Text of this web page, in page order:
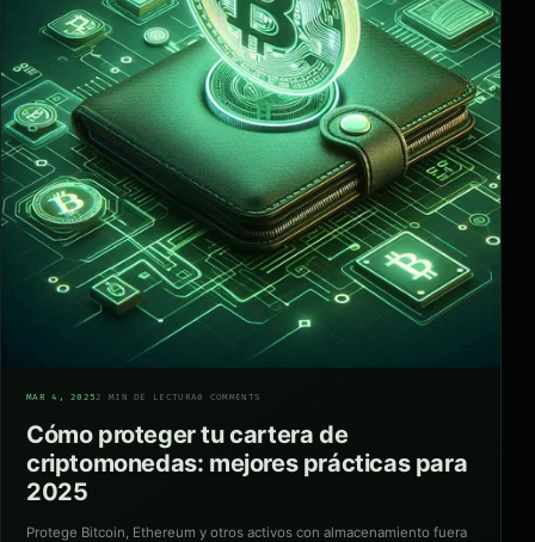
MAR 4, 20252 MIN DE LECTURA0 COMMENTS
Cómo proteger tu cartera de
criptomonedas: mejores prácticas para
2025
Protege Bitcoin, Ethereum y otros activos con almacenamiento fuera